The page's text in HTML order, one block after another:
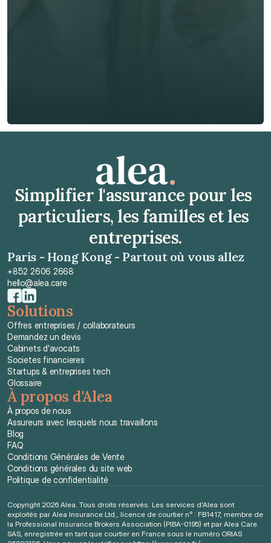
Obtenir un devis gratuit
Simplifier l'assurance pour les
particuliers, les familles et les
entreprises.
Paris - Hong Kong - Partout où vous allez
+852 2606 2668
hello@alea.care
Solutions
Offres entreprises / collaborateurs
Demandez un devis
Cabinets d'avocats
Societes financieres
Startups & entreprises tech
Glossaire
À propos d'Alea
À propos de nous
Assureurs avec lesquels nous travaillons
Blog
FAQ
Conditions Générales de Vente
Conditions générales du site web
Politique de confidentialité
Copyright 2026 Alea. Tous droits réservés. Les services d'Alea sont
exploités par Alea Insurance Ltd., licence de courtier n° : FB1417, membre de
la Professional Insurance Brokers Association (PIBA-0195) et par Alea Care
SAS, enregistrée en tant que courtier en France sous le numéro ORIAS